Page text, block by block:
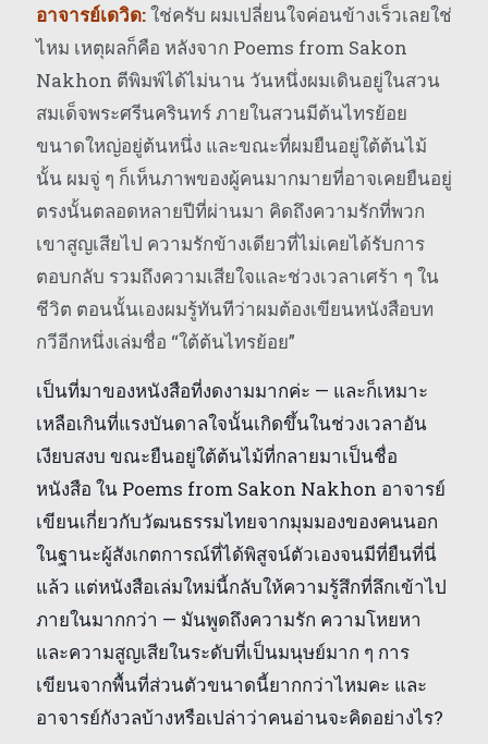
อาจารย์เดวิด:ใช่ครับ ผมเปลี่ยนใจค่อนข้างเร็วเลยใช่
ไหม เหตุผลก็คือ หลังจาก Poems from Sakon
Nakhon ตีพิมพ์ได้ไม่นาน วันหนึ่งผมเดินอยู่ในสวน
สมเด็จพระศรีนครินทร์ ภายในสวนมีต้นไทรย้อย
ขนาดใหญ่อยู่ต้นหนึ่ง และขณะที่ผมยืนอยู่ใต้ต้นไม้
นั้น ผมจู่ ๆ ก็เห็นภาพของผู้คนมากมายที่อาจเคยยืนอยู่
ตรงนั้นตลอดหลายปีที่ผ่านมา คิดถึงความรักที่พวก
เขาสูญเสียไป ความรักข้างเดียวที่ไม่เคยได้รับการ
ตอบกลับ รวมถึงความเสียใจและช่วงเวลาเศร้า ๆ ใน
ชีวิต ตอนนั้นเองผมรู้ทันทีว่าผมต้องเขียนหนังสือบท
กวีอีกหนึ่งเล่มชื่อ “ใต้ต้นไทรย้อย”
เป็นที่มาของหนังสือที่งดงามมากค่ะ — และก็เหมาะ
เหลือเกินที่แรงบันดาลใจนั้นเกิดขึ้นในช่วงเวลาอัน
เงียบสงบ ขณะยืนอยู่ใต้ต้นไม้ที่กลายมาเป็นชื่อ
หนังสือ ใน Poems from Sakon Nakhon อาจารย์
เขียนเกี่ยวกับวัฒนธรรมไทยจากมุมมองของคนนอก
ในฐานะผู้สังเกตการณ์ที่ได้พิสูจน์ตัวเองจนมีที่ยืนที่นี่
แล้ว แต่หนังสือเล่มใหม่นี้กลับให้ความรู้สึกที่ลึกเข้าไป
ภายในมากกว่า — มันพูดถึงความรัก ความโหยหา
และความสูญเสียในระดับที่เป็นมนุษย์มาก ๆ การ
เขียนจากพื้นที่ส่วนตัวขนาดนี้ยากกว่าไหมคะ และ
อาจารย์กังวลบ้างหรือเปล่าว่าคนอ่านจะคิดอย่างไร?